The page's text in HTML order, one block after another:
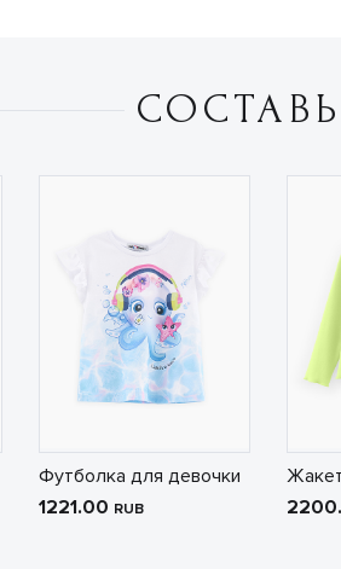
Футболка для девочки
1221.00 RUB